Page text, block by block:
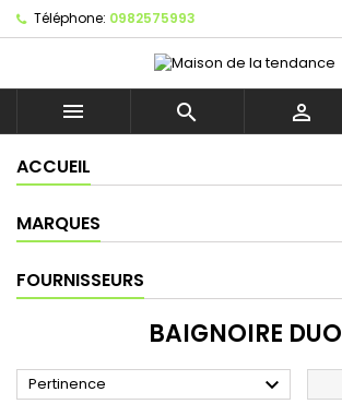
Téléphone: 0982575993
  
ACCUEIL
MARQUES
FOURNISSEURS
BAIGNOIRE DUO
Pertinence 